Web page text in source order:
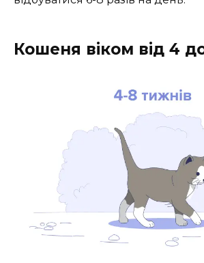
Кошеня віком від 4